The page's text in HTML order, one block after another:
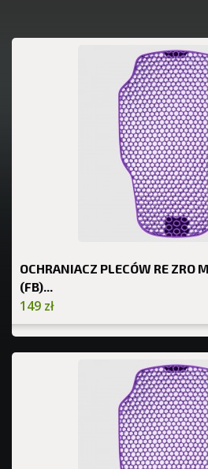
OCHRANIACZ PLECÓW RE ZRO
(FB)...
149 zł